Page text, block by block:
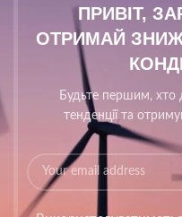
ПРИВІТ,
ОТРИМАЙ
Будьте першим, хто
тенденції та